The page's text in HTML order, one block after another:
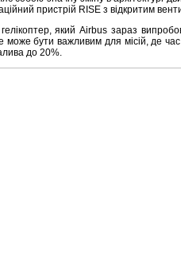
пристрій RISE з відкритим
який Airbus зараз
може бути важливим для місій, де
до 20%.